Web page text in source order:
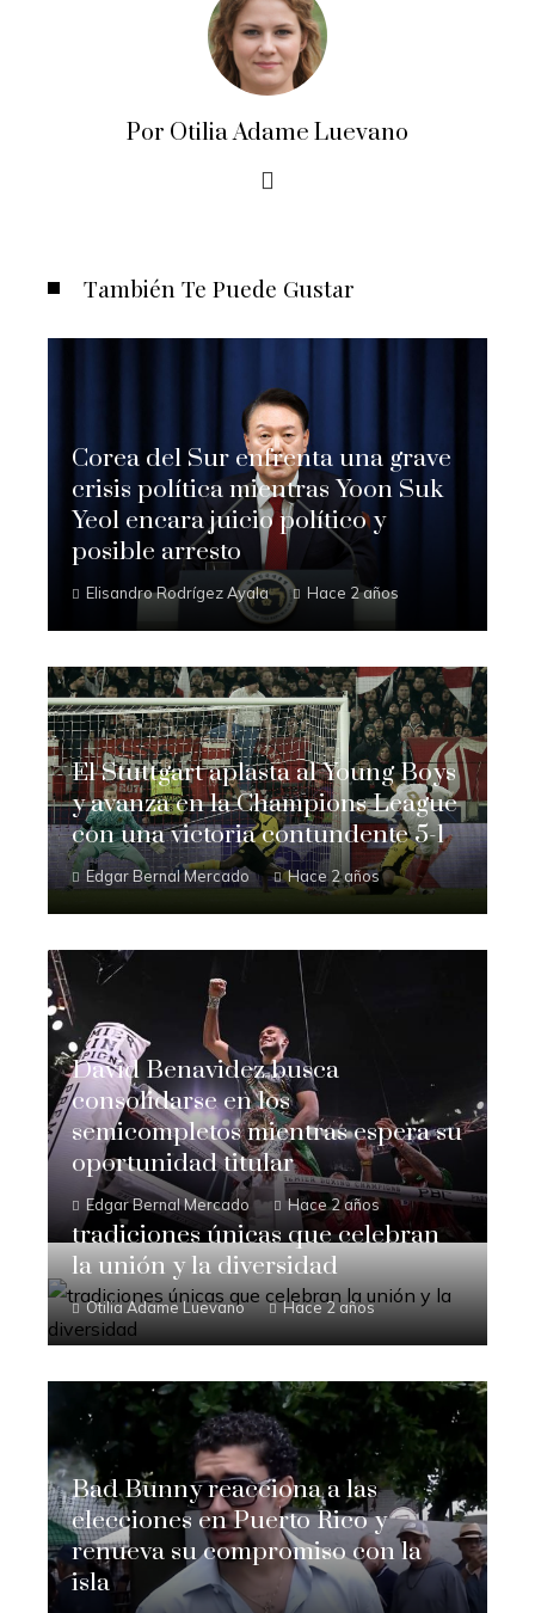
Por Otilia Adame Luevano
También Te Puede Gustar
Corea del Sur enfrenta una grave
crisis política mientras Yoon Suk
Yeol encara juicio político y
posible arresto
Elisandro Rodrígez Ayala Hace 2 años
El Stuttgart aplasta al Young Boys
y avanza en la Champions League
con una victoria contundente 5-1
Edgar Bernal Mercado Hace 2 años
David Benavidez busca
consolidarse en los
semicompletos mientras espera su
oportunidad titular
Edgar Bernal Mercado Hace 2 años
tradiciones únicas que celebran
la unión y la diversidad
Otilia Adame Luevano Hace 2 años
Bad Bunny reacciona a las
elecciones en Puerto Rico y
renueva su compromiso con la
isla